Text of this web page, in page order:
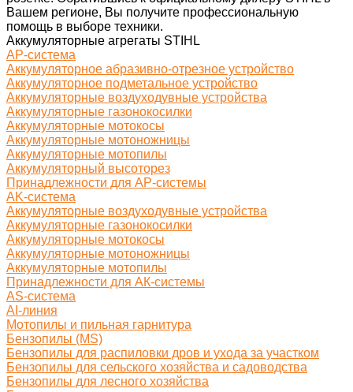
Вашем регионе, Вы получите профессиональную
помощь в выборе техники.
Аккумуляторные агрегаты STIHL
AP-система
Аккумуляторное абразивно-отрезное устройство
Аккумуляторное подметальное устройство
Аккумуляторные воздуходувные устройства
Аккумуляторные газонокосилки
Аккумуляторные мотокосы
Аккумуляторные мотоножницы
Аккумуляторные мотопилы
Аккумуляторный высоторез
Принадлежности для AP-системы
AK-система
Аккумуляторные воздуходувные устройства
Аккумуляторные газонокосилки
Аккумуляторные мотокосы
Аккумуляторные мотоножницы
Аккумуляторные мотопилы
Принадлежности для АК-системы
AS-система
AI-линия
Мотопилы и пильная гарнитура
Бензопилы (MS)
Бензопилы для распиловки дров и ухода за участком
Бензопилы для сельского хозяйства и садоводства
Бензопилы для лесного хозяйства